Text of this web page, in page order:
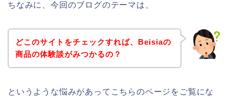
ちなみに、今回のブログのテーマは、
どこのサイトをチェックすれば、Beisiaの
商品の体験談がみつかるの？
というような悩みがあってこちらのページをご覧にな